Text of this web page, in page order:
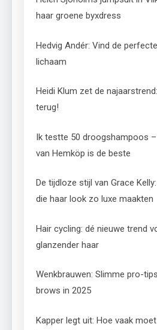
haar groene byxdress
Hedvig Andér: Vind de
lichaam
Heidi Klum zet de
terug!
Ik testte 50 droogshampoos
van Hemköp is de beste
De tijdloze stijl van Grace
die haar look zo luxe maakten
Hair cycling: dé nieuwe trend
glanzender haar
Wenkbrauwen: Slimme pro-
brows in 2025
Kapper legt uit: Hoe vaak